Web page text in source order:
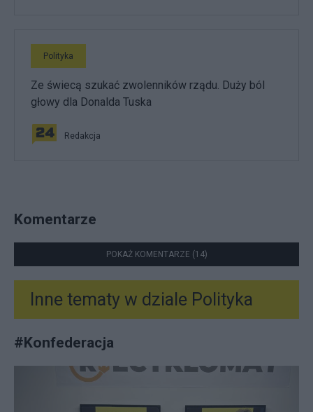
Polityka
Ze świecą szukać zwolenników rządu. Duży ból
głowy dla Donalda Tuska
Redakcja
Komentarze
POKAŻ KOMENTARZE (14)
Inne tematy w dziale Polityka
#Konfederacja